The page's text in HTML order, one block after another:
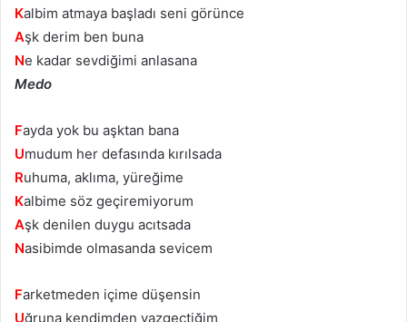
Kalbim atmaya başladı seni görünce
Aşk derim ben buna
Ne kadar sevdiğimi anlasana
Medo
Fayda yok bu aşktan bana
Umudum her defasında kırılsada
Ruhuma, aklıma, yüreğime
Kalbime söz geçiremiyorum
Aşk denilen duygu acıtsada
Nasibimde olmasanda sevicem
Farketmeden içime düşensin
Uğruna kendimden vazgeçtiğim